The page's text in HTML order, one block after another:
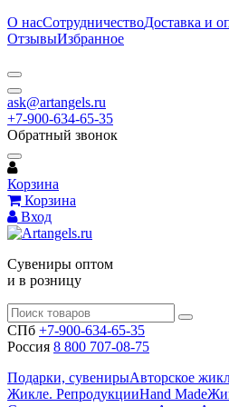
О насСотрудничествоДоставка и
ОтзывыИзбранное
ask@artangels.ru
+7-900-634-65-35
Обратный звонок
Корзина
Корзина
Вход
Сувениры оптом
и в розницу
СПб +7-900-634-65-35
Россия 8 800 707-08-75
Подарки, сувенирыАвторское
Жикле. РепродукцииHand Made